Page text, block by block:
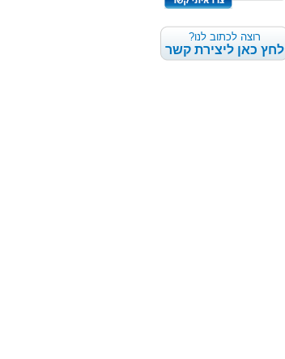
רוצה לכתוב לנו?
לחץ כאן ליצירת קשר